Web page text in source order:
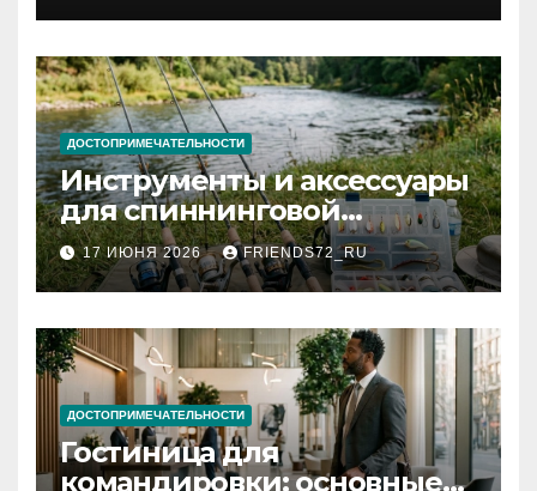
документов
ДОСТОПРИМЕЧАТЕЛЬНОСТИ
Инструменты и аксессуары
для спиннинговой
рыбалки: назначение и
типы
17 ИЮНЯ 2026 FRIENDS72_RU
ДОСТОПРИМЕЧАТЕЛЬНОСТИ
Гостиница для
командировки: основные